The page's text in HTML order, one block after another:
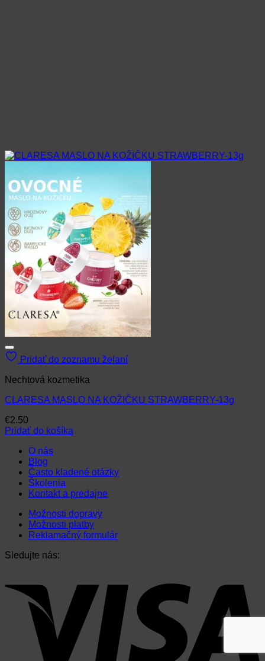
Pridať do zoznamu želaní
Nechtová kozmetika
CLARESA MASLO NA KOŽIČKU STRAWBERRY-13g
€2.50
Pridať do košíka
O nás
Blog
Často kladené otázky
Školenia
Kontakt a predajne
Možnosti dopravy
Možnosti platby
Reklamačný formulár
Sledujte nás: